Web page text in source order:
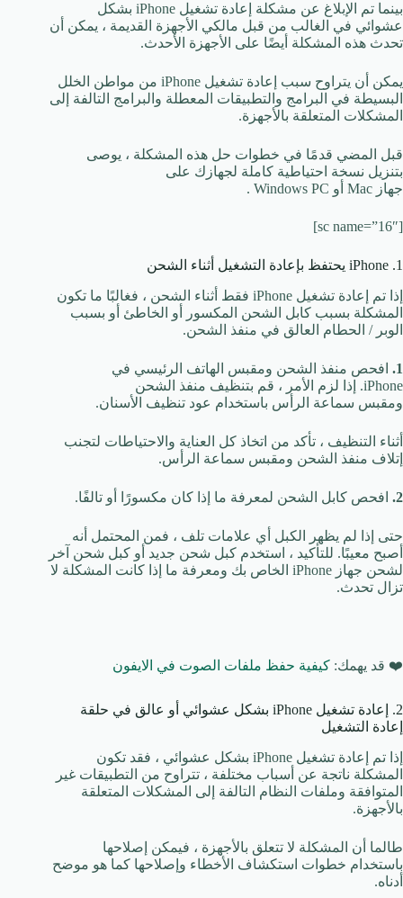
بينما تم الإبلاغ عن مشكلة إعادة تشغيل iPhone بشكل
عشوائي في الغالب من قبل مالكي الأجهزة القديمة ، يمكن أن
تحدث هذه المشكلة أيضًا على الأجهزة الأحدث.
يمكن أن يتراوح سبب إعادة تشغيل iPhone من مواطن الخلل
البسيطة في البرامج والتطبيقات المعطلة والبرامج التالفة إلى
المشكلات المتعلقة بالأجهزة.
قبل المضي قدمًا في خطوات حل هذه المشكلة ، يوصى
بتنزيل نسخة احتياطية كاملة لجهازك على
جهاز Mac أو Windows PC .
[sc name=”16″]
1. iPhone يحتفظ بإعادة التشغيل أثناء الشحن
إذا تم إعادة تشغيل iPhone فقط أثناء الشحن ، فغالبًا ما تكون
المشكلة بسبب كابل الشحن المكسور أو الخاطئ أو بسبب
الوبر / الحطام العالق في منفذ الشحن.
1.
افحص منفذ الشحن ومقبس الهاتف الرئيسي في
iPhone. إذا لزم الأمر ، قم بتنظيف منفذ الشحن
ومقبس سماعة الرأس باستخدام عود تنظيف الأسنان.
أثناء التنظيف ، تأكد من اتخاذ كل العناية والاحتياطات لتجنب
إتلاف منفذ الشحن ومقبس سماعة الرأس.
2. افحص كابل الشحن لمعرفة ما إذا كان مكسورًا أو تالفًا.
حتى إذا لم يظهر الكبل أي علامات تلف ، فمن المحتمل أنه
أصبح معيبًا. للتأكيد ، استخدم كبل شحن جديد أو كبل شحن آخر
لشحن جهاز iPhone الخاص بك ومعرفة ما إذا كانت المشكلة لا
تزال تحدث.
❤️ قد يهمك: كيفية حفظ ملفات الصوت في الايفون
2. إعادة تشغيل iPhone بشكل عشوائي أو عالق في حلقة
إعادة التشغيل
إذا تم إعادة تشغيل iPhone بشكل عشوائي ، فقد تكون
المشكلة ناتجة عن أسباب مختلفة ، تتراوح من التطبيقات غير
المتوافقة وملفات النظام التالفة إلى المشكلات المتعلقة
بالأجهزة.
طالما أن المشكلة لا تتعلق بالأجهزة ، فيمكن إصلاحها
باستخدام خطوات استكشاف الأخطاء وإصلاحها كما هو موضح
أدناه.